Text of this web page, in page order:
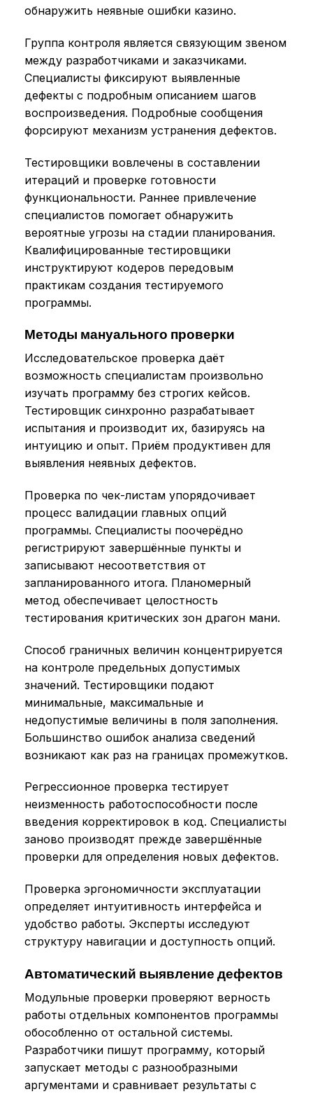
обнаружить неявные ошибки казино.
Группа контроля является связующим звеном
между разработчиками и заказчиками.
Специалисты фиксируют выявленные
дефекты с подробным описанием шагов
воспроизведения. Подробные сообщения
форсируют механизм устранения дефектов.
Тестировщики вовлечены в составлении
итераций и проверке готовности
функциональности. Раннее привлечение
специалистов помогает обнаружить
вероятные угрозы на стадии планирования.
Квалифицированные тестировщики
инструктируют кодеров передовым
практикам создания тестируемого
программы.
Методы мануального проверки
Исследовательское проверка даёт
возможность специалистам произвольно
изучать программу без строгих кейсов.
Тестировщик синхронно разрабатывает
испытания и производит их, базируясь на
интуицию и опыт. Приём продуктивен для
выявления неявных дефектов.
Проверка по чек-листам упорядочивает
процесс валидации главных опций
программы. Специалисты поочерёдно
регистрируют завершённые пункты и
записывают несоответствия от
запланированного итога. Планомерный
метод обеспечивает целостность
тестирования критических зон драгон мани.
Способ граничных величин концентрируется
на контроле предельных допустимых
значений. Тестировщики подают
минимальные, максимальные и
недопустимые величины в поля заполнения.
Большинство ошибок анализа сведений
возникают как раз на границах промежутков.
Регрессионное проверка тестирует
неизменность работоспособности после
введения корректировок в код. Специалисты
заново производят прежде завершённые
проверки для определения новых дефектов.
Проверка эргономичности эксплуатации
определяет интуитивность интерфейса и
удобство работы. Эксперты исследуют
структуру навигации и доступность опций.
Автоматический выявление дефектов
Модульные проверки проверяют верность
работы отдельных компонентов программы
обособленно от остальной системы.
Разработчики пишут программу, который
запускает методы с разнообразными
аргументами и сравнивает результаты с